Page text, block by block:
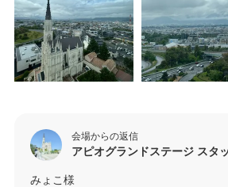
会場からの返信
アピオグランドステージ スタ
みょこ様